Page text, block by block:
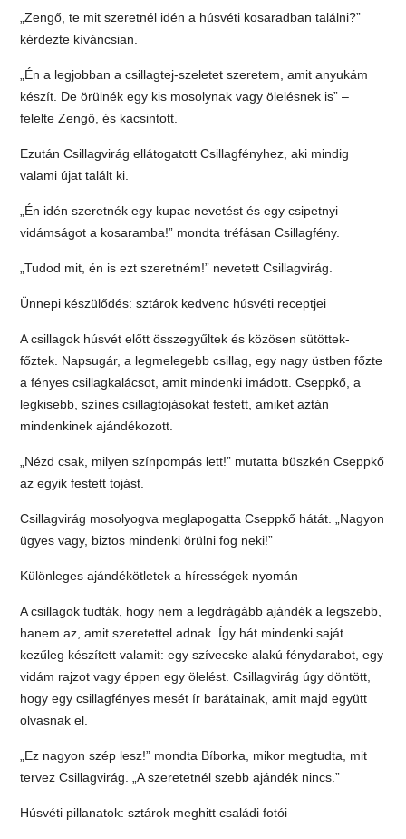
„Zengő, te mit szeretnél idén a húsvéti kosaradban találni?”
kérdezte kíváncsian.
„Én a legjobban a csillagtej-szeletet szeretem, amit anyukám
készít. De örülnék egy kis mosolynak vagy ölelésnek is” –
felelte Zengő, és kacsintott.
Ezután Csillagvirág ellátogatott Csillagfényhez, aki mindig
valami újat talált ki.
„Én idén szeretnék egy kupac nevetést és egy csipetnyi
vidámságot a kosaramba!” mondta tréfásan Csillagfény.
„Tudod mit, én is ezt szeretném!” nevetett Csillagvirág.
Ünnepi készülődés: sztárok kedvenc húsvéti receptjei
A csillagok húsvét előtt összegyűltek és közösen sütöttek-
főztek. Napsugár, a legmelegebb csillag, egy nagy üstben főzte
a fényes csillagkalácsot, amit mindenki imádott. Cseppkő, a
legkisebb, színes csillagtojásokat festett, amiket aztán
mindenkinek ajándékozott.
„Nézd csak, milyen színpompás lett!” mutatta büszkén Cseppkő
az egyik festett tojást.
Csillagvirág mosolyogva meglapogatta Cseppkő hátát. „Nagyon
ügyes vagy, biztos mindenki örülni fog neki!”
Különleges ajándékötletek a hírességek nyomán
A csillagok tudták, hogy nem a legdrágább ajándék a legszebb,
hanem az, amit szeretettel adnak. Így hát mindenki saját
kezűleg készített valamit: egy szívecske alakú fénydarabot, egy
vidám rajzot vagy éppen egy ölelést. Csillagvirág úgy döntött,
hogy egy csillagfényes mesét ír barátainak, amit majd együtt
olvasnak el.
„Ez nagyon szép lesz!” mondta Bíborka, mikor megtudta, mit
tervez Csillagvirág. „A szeretetnél szebb ajándék nincs.”
Húsvéti pillanatok: sztárok meghitt családi fotói